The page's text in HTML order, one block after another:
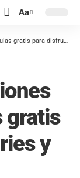
Aa
disfrutar series y películas
gratis
y